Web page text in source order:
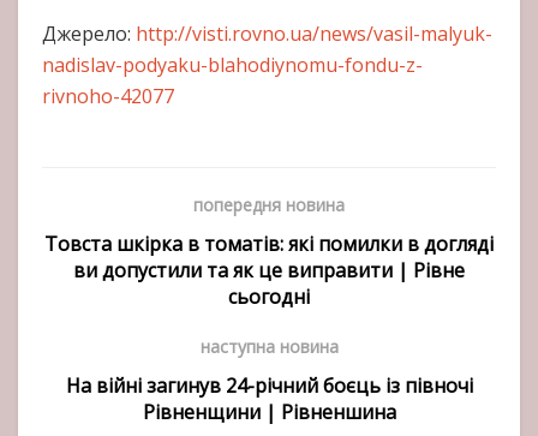
Джерело: http://visti.rovno.ua/news/vasil-malyuk-
nadislav-podyaku-blahodiynomu-fondu-z-
rivnoho-42077
попередня новина
Товста шкірка в томатів: які помилки в догляді
ви допустили та як це виправити | Рівне
сьогодні
наступна новина
На війні загинув 24-річний боєць із півночі
Рівненщини | Рівненшина